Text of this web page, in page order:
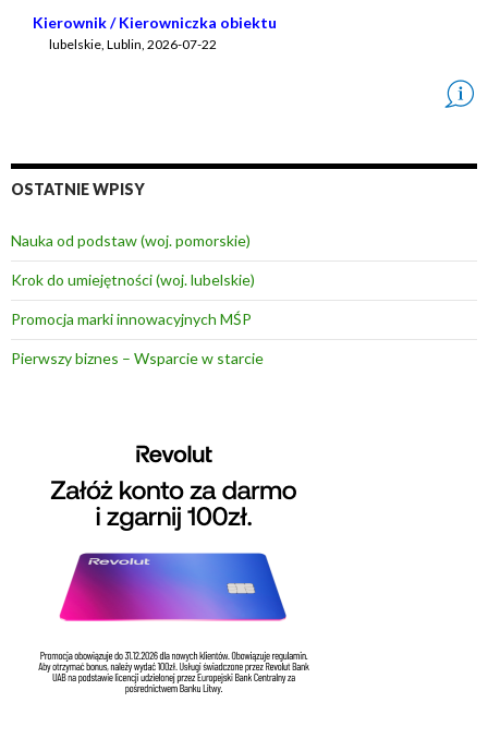
Kierownik / Kierowniczka obiektu
lubelskie, Lublin 2026-07-22
OSTATNIE WPISY
Nauka od podstaw (woj. pomorskie)
Krok do umiejętności (woj. lubelskie)
Promocja marki innowacyjnych MŚP
Pierwszy biznes – Wsparcie w starcie